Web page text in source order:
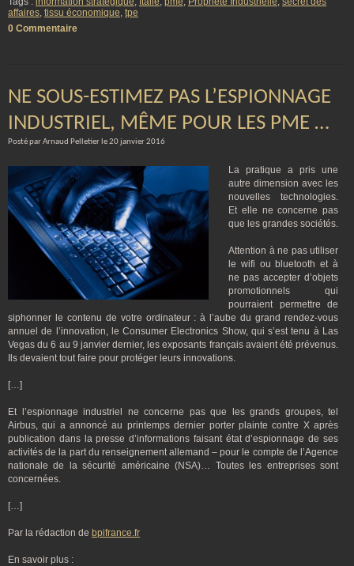
affaires, tissu économique, tpe
0 Commentaire
NE SOUS-ESTIMEZ PAS L’ESPIONNAGE
INDUSTRIEL, MÊME POUR LES PME …
Posté par Arnaud Pelletier le 20 janvier 2016
La pratique a pris une
autre dimension avec les
nouvelles technologies.
Et elle ne concerne pas
que les grandes sociétés.
Attention à ne pas utiliser
le wifi ou bluetooth et à
ne pas accepter d’objets
promotionnels qui
pourraient permettre de
siphonner le contenu de votre ordinateur : à l’aube du grand rendez-vous
annuel de l’innovation, le Consumer Electronics Show, qui s’est tenu à Las
Vegas du 6 au 9 janvier dernier, les exposants français avaient été prévenus.
Ils devaient tout faire pour protéger leurs innovations.
[…]
Et l’espionnage industriel ne concerne pas que les grands groupes, tel
Airbus, qui a annoncé au printemps dernier porter plainte contre X après
publication dans la presse d’informations faisant état d’espionnage de ses
activités de la part du renseignement allemand – pour le compte de l’Agence
nationale de la sécurité américaine (NSA)… Toutes les entreprises sont
concernées.
[…]
Par la rédaction de bpifrance.fr
En savoir plus :